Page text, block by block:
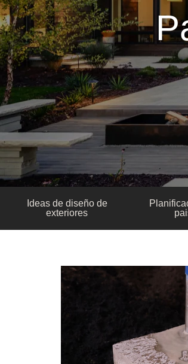
Ideas de diseño de
exteriores